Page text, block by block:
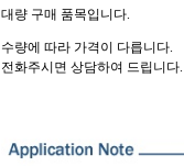
대량 구매 품목입니다.
수량에 따라 가격이 다릅니다.
전화주시면 상담하여 드립니다.